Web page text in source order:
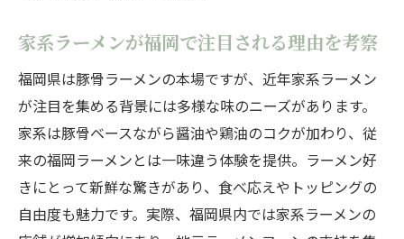
家系ラーメンが福岡で注目される理由を考察
福岡県は豚骨ラーメンの本場ですが、近年家系ラーメン
が注目を集める背景には多様な味のニーズがあります。
家系は豚骨ベースながら醤油や鶏油のコクが加わり、従
来の福岡ラーメンとは一味違う体験を提供。ラーメン好
きにとって新鮮な驚きがあり、食べ応えやトッピングの
自由度も魅力です。実際、福岡県内では家系ラーメンの